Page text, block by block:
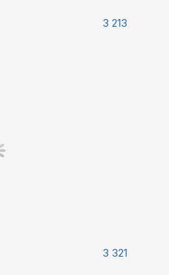
3 213
3 321